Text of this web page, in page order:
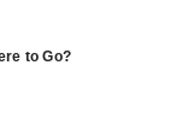
to Go?